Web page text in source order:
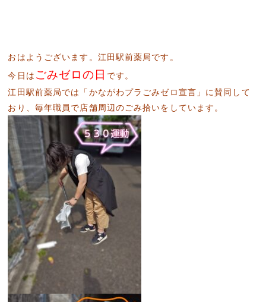
おはようございます。江田駅前薬局です。
今日は ごみゼロの日 です。
江田駅前薬局では「かながわプラごみゼロ宣言」に賛同して
おり、毎年職員で店舗周辺のごみ拾いをしています。